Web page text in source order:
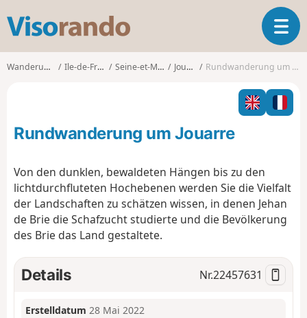
s
o
o
T
o
l
n
a
t
i
Wanderungen Ile-de-France Seine-et-Marne Jouarre Rundwanderung um Jouarre
Rundwanderung um Jouarre
Von den dunklen, bewaldeten Hängen bis zu den
lichtdurchfluteten Hochebenen werden Sie die Vielfalt
der Landschaften zu schätzen wissen, in denen Jehan
de Brie die Schafzucht studierte und die Bevölkerung
des Brie das Land gestaltete.
Details Nr.22457631
Erstelldatum 28 Mai 2022